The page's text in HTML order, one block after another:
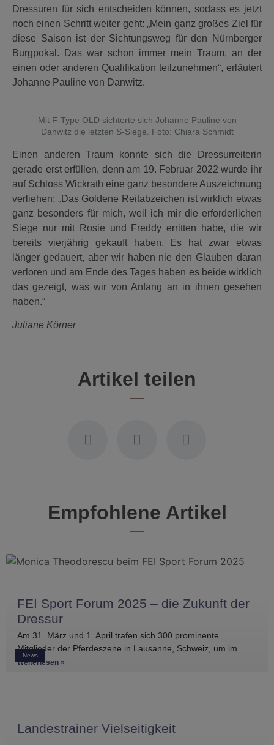
Dressuren für sich entscheiden können, sodass es jetzt
noch einen Schritt weiter geht: „Mein ganz großes Ziel für
diese Saison ist der Sichtungsweg für den Nürnberger
Burgpokal. Das war schon immer mein Traum, an der
einen oder anderen Qualifikation teilzunehmen“, erläutert
Johanne Pauline von Danwitz.
Mit F-Type OLD sichterte sich Johanne Pauline von
Danwitz die letzten S-Siege. Foto: Chiara Schmidt
Einen anderen Traum konnte sich die Dressurreiterin
gerade erst erfüllen, denn am 19. Februar 2022 wurde ihr
auf Schloss Wickrath eine ganz besondere Auszeichnung
verliehen: „Das Goldene Reitabzeichen ist wirklich etwas
ganz besonders für mich, weil ich mir die erforderlichen
Siege nur mit Rosie und Freddy erritten habe, die wir
bereits vierjährig gekauft haben. Es hat zwar etwas
länger gedauert, aber wir haben nie den Glauben daran
verloren und am Ende des Tages haben es beide wirklich
das gezeigt, was wir von Anfang an in ihnen gesehen
haben.“
Juliane Körner
Artikel teilen
Empfohlene Artikel
News
FEI Sport Forum 2025 – die Zukunft der
Dressur
Am 31. März und 1. April trafen sich 300 prominente
Mitglieder der Pferdeszene in Lausanne, Schweiz, um im
Rahmen des
Weiterlesen »
Landestrainer Vielseitigkeit